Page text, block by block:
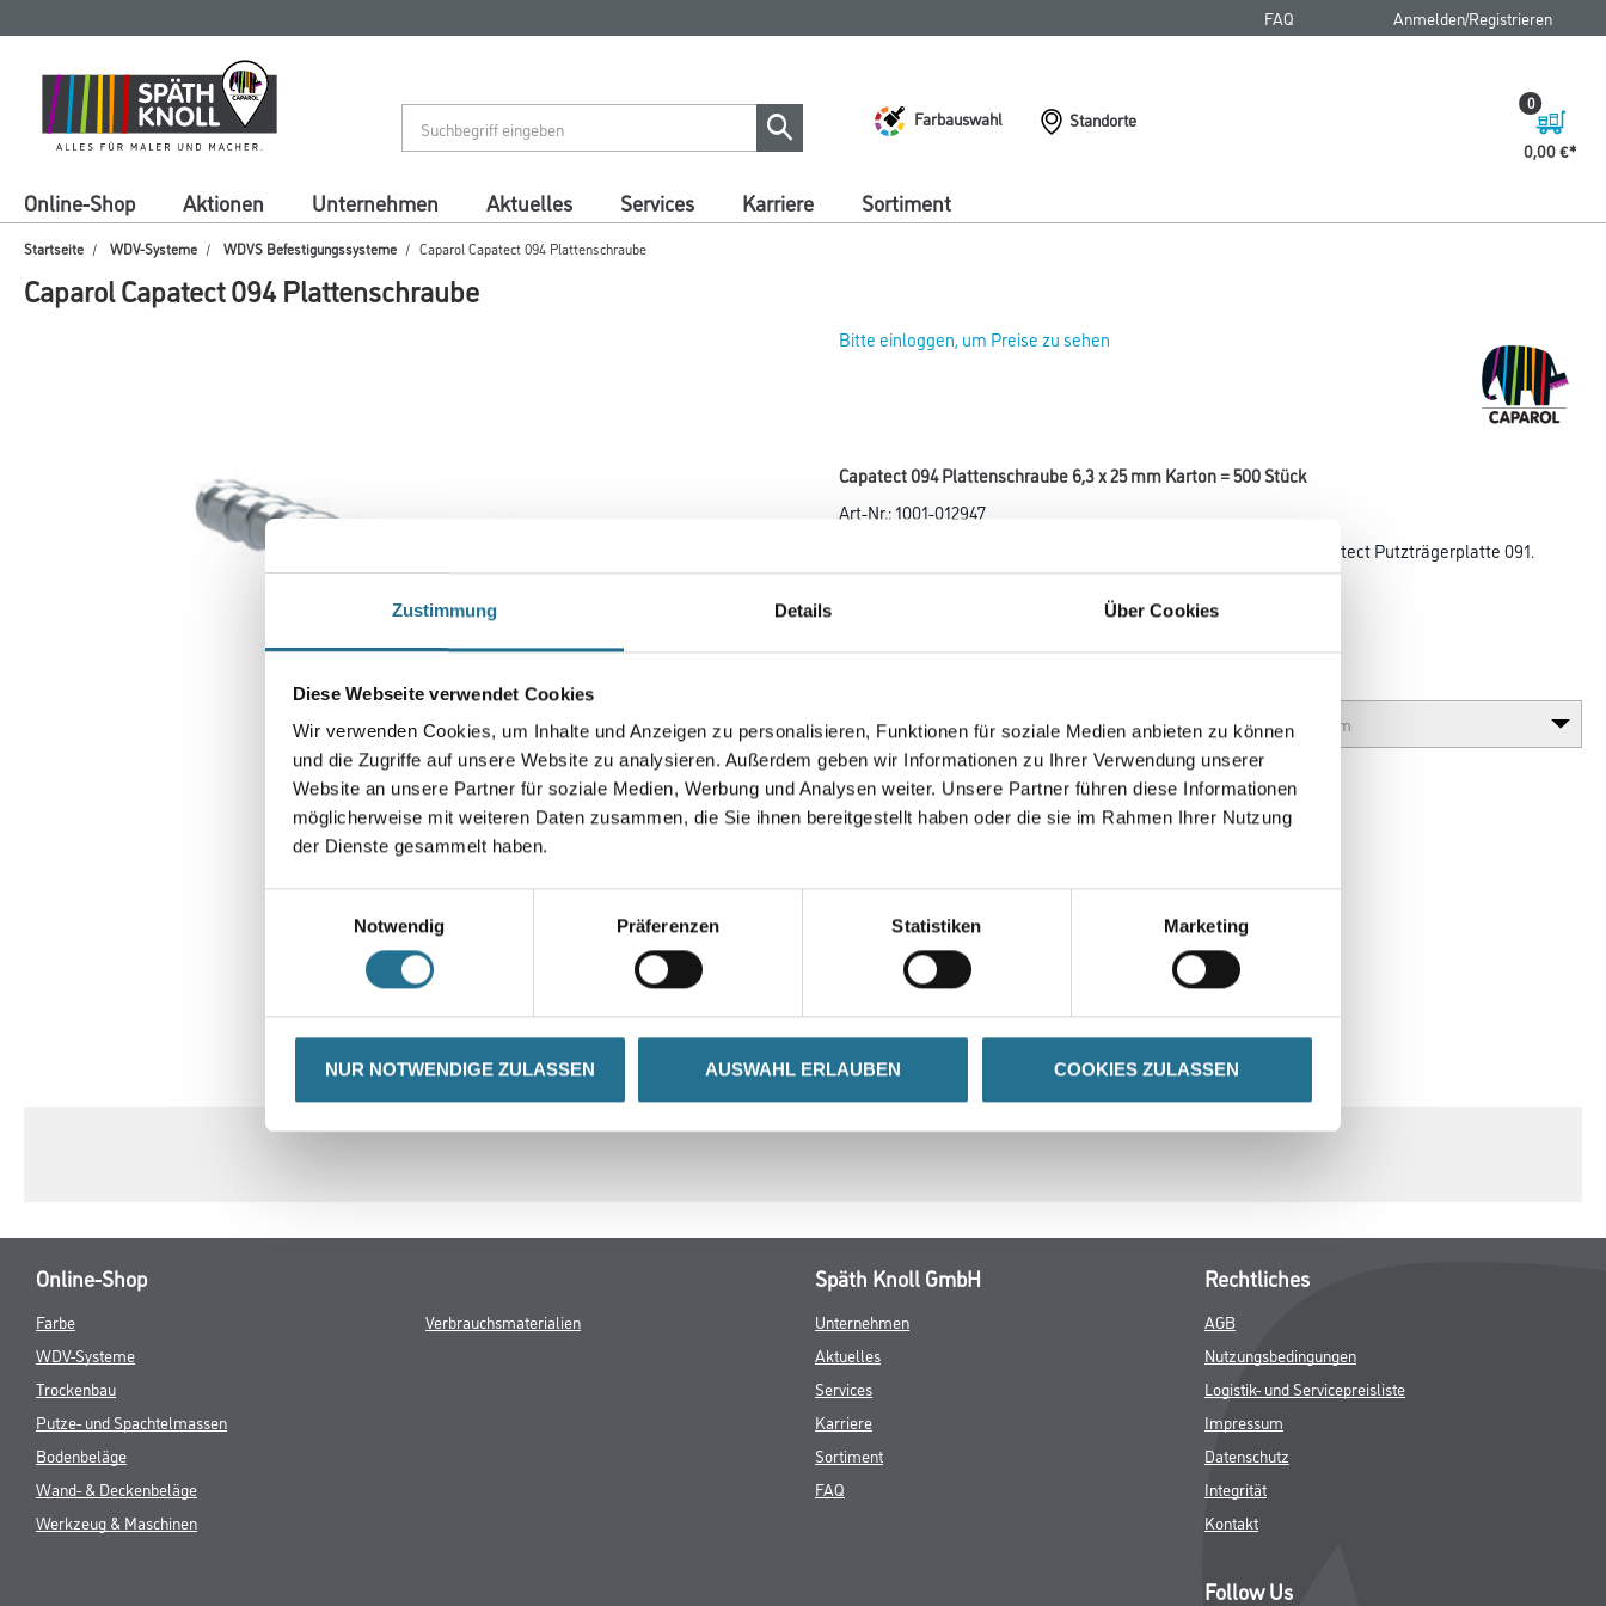
Zustimmung Details Über Cookies
Diese Webseite verwendet Cookies
Wir verwenden Cookies, um Inhalte und Anzeigen zu personalisieren, Funktionen für soziale Medien anbieten zu können
und die Zugriffe auf unsere Website zu analysieren. Außerdem geben wir Informationen zu Ihrer Verwendung unserer
Website an unsere Partner für soziale Medien, Werbung und Analysen weiter. Unsere Partner führen diese Informationen
möglicherweise mit weiteren Daten zusammen, die Sie ihnen bereitgestellt haben oder die sie im Rahmen Ihrer Nutzung
der Dienste gesammelt haben.
Notwendig
Präferenzen Statistiken Marketing
NUR NOTWENDIGE ZULASSEN AUSWAHL ERLAUBEN COOKIES ZULASSEN
springen
springen
FAQ Anmelden/Registrieren
Farbauswahl
Standorte
0,00 €
0
Online-Shop Aktionen Unternehmen Aktuelles Services Karriere Sortiment
Startseite WDV-Systeme WDVS Befestigungssysteme Caparol Capatect 094 Plattenschraube
Caparol Capatect 094 Plattenschraube
Bitte einloggen, um Preise zu sehen
Capatect 094 Plattenschraube 6,3 x 25 mm Karton = 500 Stück
Art-Nr.:1001-012947
Zur Befestigung des Capatect Aluminium L-Profils 092 an der Capatect Putzträgerplatte 091.
- Senkkopf: Torx T25, Maße: Ø Bohrer: 5 mm
Umrechnungsfaktoren
CURRENT
TAB:
PRODUKTEIGENSCHAFTEN ZUSATZINFOS GEFAHRENHINWEISE SPEZIFIKATIONEN
Online-Shop
Farbe
WDV-Systeme
Trockenbau
Putze- und Spachtelmassen
Bodenbeläge
Wand- & Deckenbeläge
Werkzeug & Maschinen
Verbrauchsmaterialien
Späth Knoll GmbH
Unternehmen
Aktuelles
Services
Karriere
Sortiment
FAQ
Rechtliches
AGB
Nutzungsbedingungen
Logistik- und Servicepreisliste
Impressum
Datenschutz
Integrität
Kontakt
Follow Us